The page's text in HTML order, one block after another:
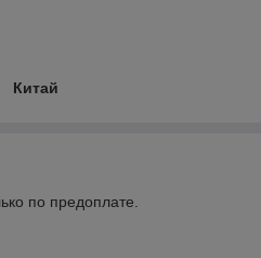
Китай
по предоплате.